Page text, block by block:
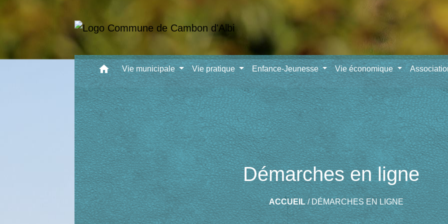
home Vie municipale Vie pratique Enfance-Jeunesse Vie économique
Démarches en ligne
ACCUEIL/DÉMARCHES EN LIGNE